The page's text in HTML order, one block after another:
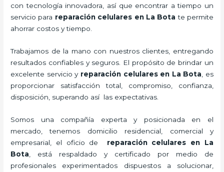
con tecnología innovadora, así que encontrar a tiempo un
servicio para reparación celulares en La Bota te permite
ahorrar costos y tiempo.
Trabajamos de la mano con nuestros clientes, entregando
resultados confiables y seguros. El propósito de brindar un
excelente servicio y reparación celularesen La Bota , es
proporcionar satisfacción total, compromiso, confianza,
disposición, superando así las expectativas.
Somos una compañía experta y posicionada en el
mercado, tenemos domicilio residencial, comercial y
empresarial, el oficio de reparación celulares en La
Bota , está respaldado y certificado por medio de
profesionales experimentados dispuestos a solucionar,